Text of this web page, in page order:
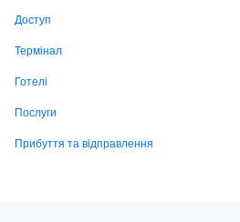
Доступ
Термінал
Готелі
Послуги
Прибуття та відправлення